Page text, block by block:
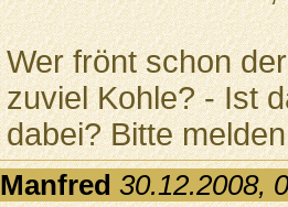
Wer frönt schon
zuviel Kohle? - Ist
dabei? Bitte
Manfred 30.12.2008,